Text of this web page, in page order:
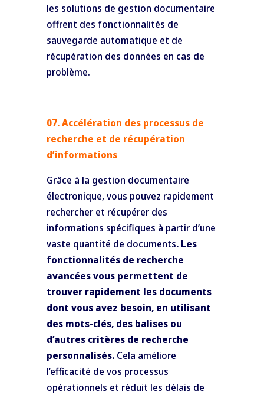
les solutions de gestion documentaire
offrent des fonctionnalités de
sauvegarde automatique et de
récupération des données en cas de
problème.
07. Accélération des processus de
recherche et de récupération
d’informations
Grâce à la gestion documentaire
électronique, vous pouvez rapidement
rechercher et récupérer des
informations spécifiques à partir d’une
vaste quantité de documents. Les
fonctionnalités de recherche
avancées vous permettent de
trouver rapidement les documents
dont vous avez besoin, en utilisant
des mots-clés, des balises ou
d’autres critères de recherche
personnalisés.Cela améliore
l’efficacité de vos processus
opérationnels et réduit les délais de